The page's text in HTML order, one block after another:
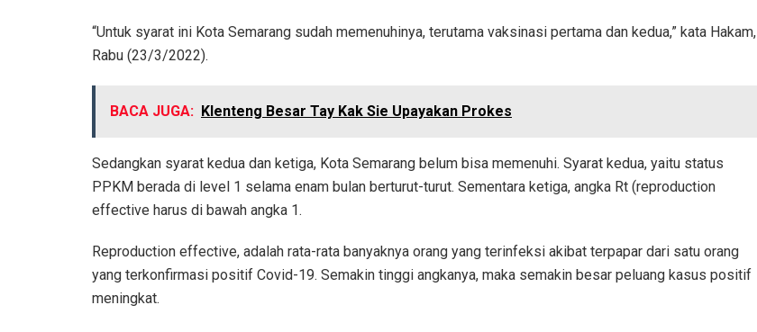
“Untuk syarat ini Kota Semarang sudah memenuhinya, terutama vaksinasi pertama dan kedua,” kata Hakam,
Rabu (23/3/2022).
BACA JUGA: Klenteng Besar Tay Kak Sie Upayakan Prokes
Sedangkan syarat kedua dan ketiga, Kota Semarang belum bisa memenuhi. Syarat kedua, yaitu status
PPKM berada di level 1 selama enam bulan berturut-turut. Sementara ketiga, angka Rt (reproduction
effective harus di bawah angka 1.
Reproduction effective, adalah rata-rata banyaknya orang yang terinfeksi akibat terpapar dari satu orang
yang terkonfirmasi positif Covid-19. Semakin tinggi angkanya, maka semakin besar peluang kasus positif
meningkat.